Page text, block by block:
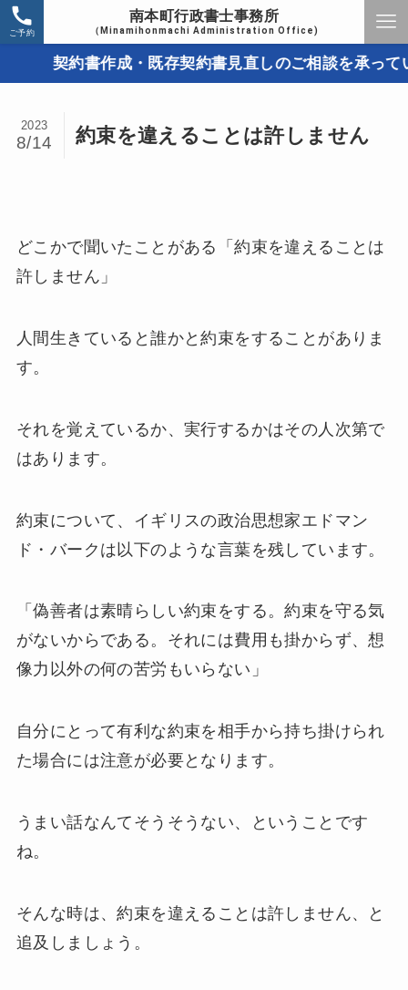
南本町行政書士事務所
（Minamihonmachi Administration Office)
ご予約
契約書作成・既存契約書見直しのご相談を承ってい
約束を違えることは許しません
2023
8/14
どこかで聞いたことがある「約束を違えることは
許しません」
人間生きていると誰かと約束をすることがありま
す。
それを覚えているか、実行するかはその人次第で
はあります。
約束について、イギリスの政治思想家エドマン
ド・バークは以下のような言葉を残しています。
「偽善者は素晴らしい約束をする。約束を守る気
がないからである。それには費用も掛からず、想
像力以外の何の苦労もいらない」
自分にとって有利な約束を相手から持ち掛けられ
た場合には注意が必要となります。
うまい話なんてそうそうない、ということです
ね。
そんな時は、約束を違えることは許しません、と
追及しましょう。